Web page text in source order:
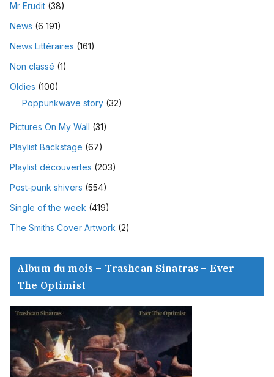
Mr Erudit (38)
News (6 191)
News Littéraires (161)
Non classé (1)
Oldies (100)
Poppunkwave story (32)
Pictures On My Wall (31)
Playlist Backstage (67)
Playlist découvertes (203)
Post-punk shivers (554)
Single of the week (419)
The Smiths Cover Artwork (2)
Album du mois – Trashcan Sinatras – Ever
The Optimist